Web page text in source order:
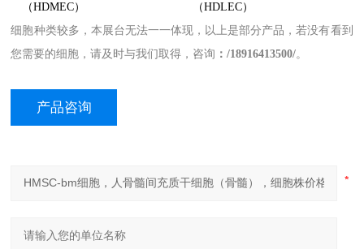
（HDMEC）
（HDLEC）
细胞种类较多，本展台无法一一体现 ， 以上是部分产品，若没有看到
您需要的细胞，请及时与我们取得，咨询 ：/18916413500/。
产品咨询